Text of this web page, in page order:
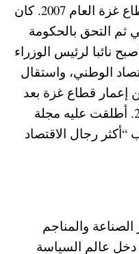
حماس عليه واستيلائها على قطاع غزة العام 2007. كان
ثم التحق بالحكومة
2013 عندما أصبح نائبا لرئيس الوزراء
الوطني، واستقال
عن إعمار قطاع غزة بعد
حرب الخمسين يوما العام 2014. أطلقت عليه مجلة
“أكثر رجال الاقتصاد
والمناجم
دخل عالم السياسة